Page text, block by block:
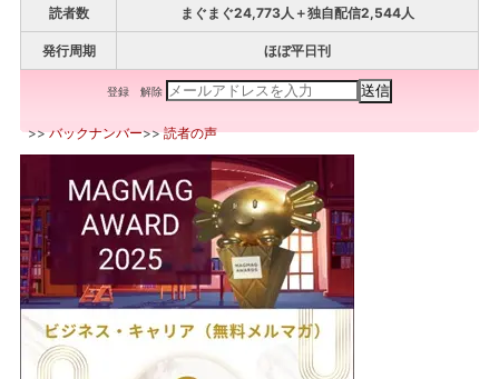
読者数 まぐまぐ24,773人＋独自配信2,544人
発行周期 ほぼ平日刊
登録 解除
>>バックナンバー>>読者の声